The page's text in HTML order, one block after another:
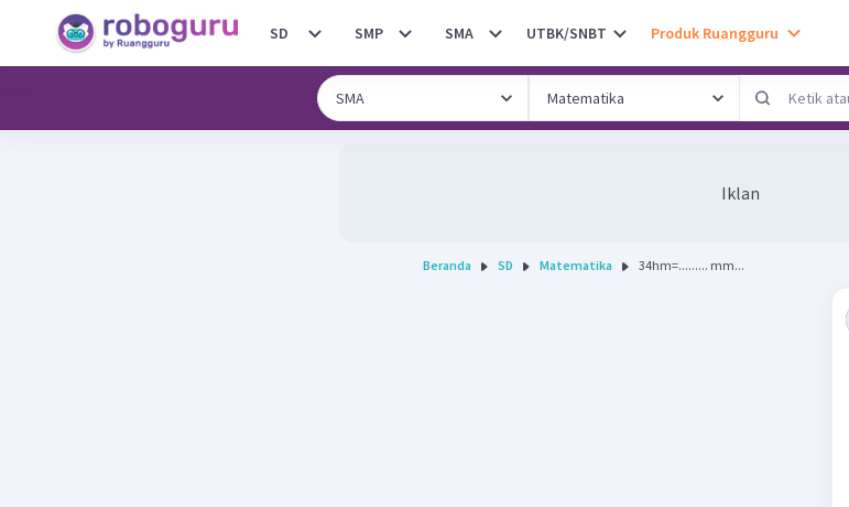
SD SMP SMA UTBK/SNBT Produk Ruangguru
Iklan
Beranda SD Matematika 34hm=......... mm...